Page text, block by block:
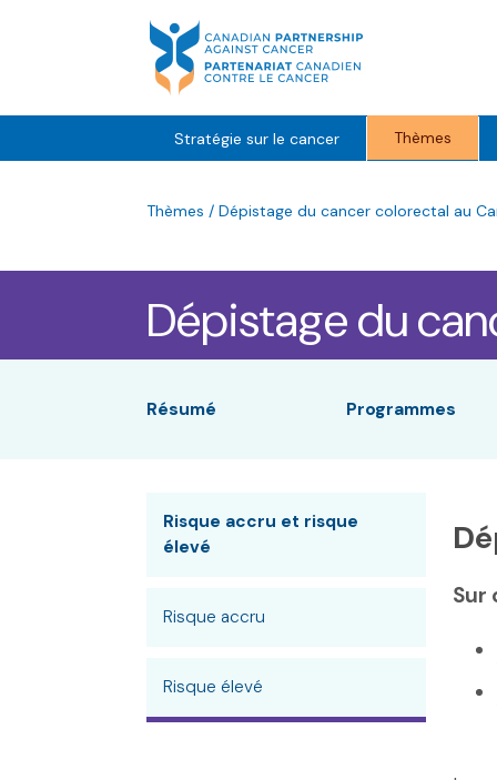
Stratégie sur le cancer Thèmes
Thèmes / Dépistage du cancer colorectal au
Dépistage du
Résumé Programmes
Risque accru et risque
élevé
Risque accru
Risque élevé
Sur